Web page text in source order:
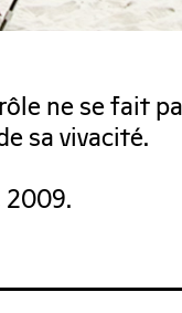
ne se fait
sa vivacité.
2009.